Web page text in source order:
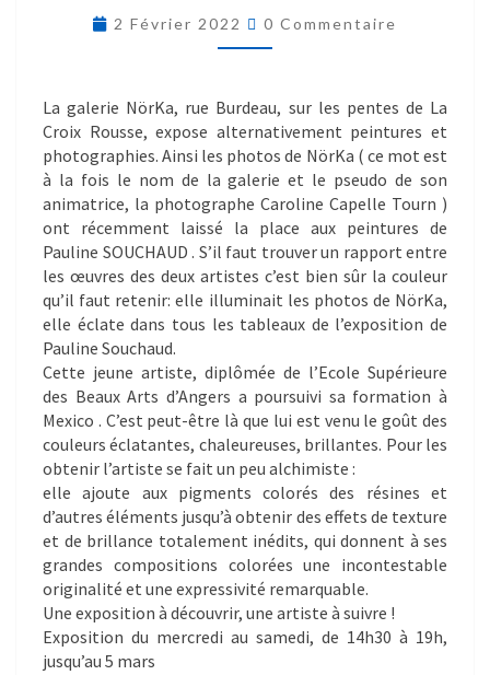
2 Février 2022 0 Commentaire
La galerie NörKa, rue Burdeau, sur les pentes de La
Croix Rousse, expose alternativement peintures et
photographies. Ainsi les photos de NörKa ( ce mot est
à la fois le nom de la galerie et le pseudo de son
animatrice, la photographe Caroline Capelle Tourn )
ont récemment laissé la place aux peintures de
Pauline SOUCHAUD . S’il faut trouver un rapport entre
les œuvres des deux artistes c’est bien sûr la couleur
qu’il faut retenir: elle illuminait les photos de NörKa,
elle éclate dans tous les tableaux de l’exposition de
Pauline Souchaud.
Cette jeune artiste, diplômée de l’Ecole Supérieure
des Beaux Arts d’Angers a poursuivi sa formation à
Mexico . C’est peut-être là que lui est venu le goût des
couleurs éclatantes, chaleureuses, brillantes. Pour les
obtenir l’artiste se fait un peu alchimiste :
elle ajoute aux pigments colorés des résines et
d’autres éléments jusqu’à obtenir des effets de texture
et de brillance totalement inédits, qui donnent à ses
grandes compositions colorées une incontestable
originalité et une expressivité remarquable.
Une exposition à découvrir, une artiste à suivre !
Exposition du mercredi au samedi, de 14h30 à 19h,
jusqu’au 5 mars